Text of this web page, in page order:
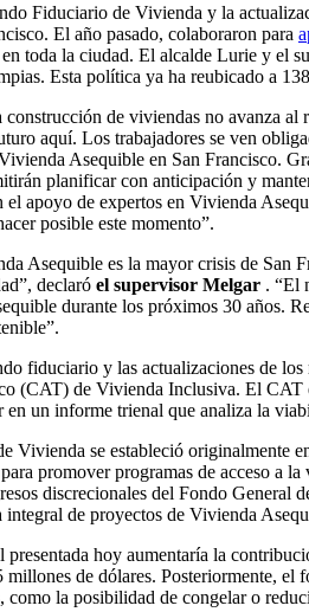
Fiduciario de Vivienda y la
El año pasado, colaboraron para
toda la ciudad. El alcalde Lurie y el
Esta política ya ha reubicado a
de viviendas no avanza al
aquí. Los trabajadores se ven
Asequible en San Francisco.
planificar con anticipación y
el apoyo de expertos en Vivienda
posible este momento”.
Asequible es la mayor crisis de San
declaró el supervisor Melgar . “El
durante los próximos 30 años.
fiduciario y las actualizaciones de
(CAT) de Vivienda Inclusiva. El CAT
en un informe trienal que analiza la
Vivienda se estableció originalmente
promover programas de acceso a
discrecionales del Fondo General
integral de proyectos de Vivienda
presentada hoy aumentaría la
millones de dólares. Posteriormente,
como la posibilidad de congelar o